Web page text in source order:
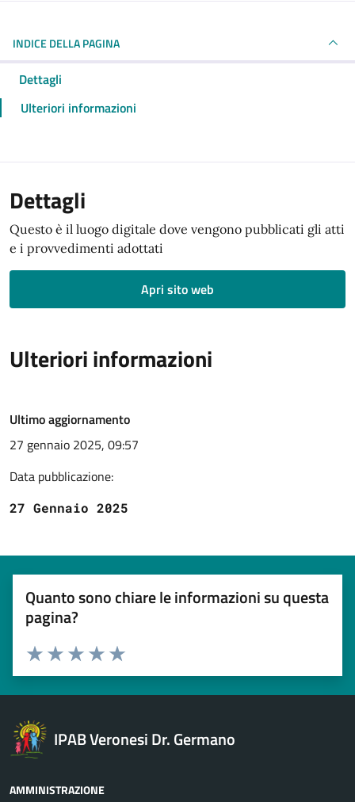
INDICE DELLA PAGINA
Dettagli
Ulteriori informazioni
Dettagli
Questo è il luogo digitale dove vengono pubblicati gli atti
e i provvedimenti adottati
Apri sito web
Ulteriori informazioni
Ultimo aggiornamento
27 gennaio 2025, 09:57
Data pubblicazione:
27 Gennaio 2025
Quanto sono chiare le informazioni su questa
pagina?
Esprimi una valutazione
Valuta 5 stelle su 5
Valuta 4 stelle su 5
Valuta 3 stelle su 5
Valuta 2 stelle su 5
Valuta 1 stelle su 5
IPAB Veronesi Dr. Germano
AMMINISTRAZIONE